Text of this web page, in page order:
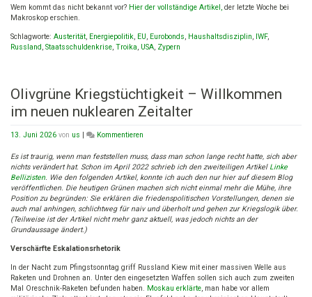
Wem kommt das nicht bekannt vor? Hier der vollständige Artikel, der letzte Woche bei
Makroskop erschien.
Schlagworte: Austerität, Energiepolitik, EU, Eurobonds, Haushaltsdisziplin, IWF,
Russland, Staatsschuldenkrise, Troika, USA, Zypern
Olivgrüne Kriegstüchtigkeit – Willkommen
im neuen nuklearen Zeitalter
13. Juni 2026 von us Kommentieren
Kriegstüchtigkeit
–
Willkommen
im
neuen
nuklearen
Zeitalter
Es ist traurig, wenn man feststellen muss, dass man schon lange recht hatte, sich aber
nichts verändert hat. Schon im April 2022 schrieb ich den zweiteiligen Artikel Linke
Bellizisten. Wie den folgenden Artikel, konnte ich auch den nur hier auf diesem Blog
veröffentlichen. Die heutigen Grünen machen sich nicht einmal mehr die Mühe, ihre
Position zu begründen: Sie erklären die friedenspolitischen Vorstellungen, denen sie
auch mal anhingen, schlichtweg für naiv und überholt und gehen zur Kriegslogik über.
(Teilweise ist der Artikel nicht mehr ganz aktuell, was jedoch nichts an der
Grundaussage ändert.)
Verschärfte Eskalationsrhetorik
In der Nacht zum Pfingstsonntag griff Russland Kiew mit einer massiven Welle aus
Raketen und Drohnen an. Unter den eingesetzten Waffen sollen sich auch zum zweiten
Mal Oreschnik-Raketen befunden haben. Moskau erklärte, man habe vor allem